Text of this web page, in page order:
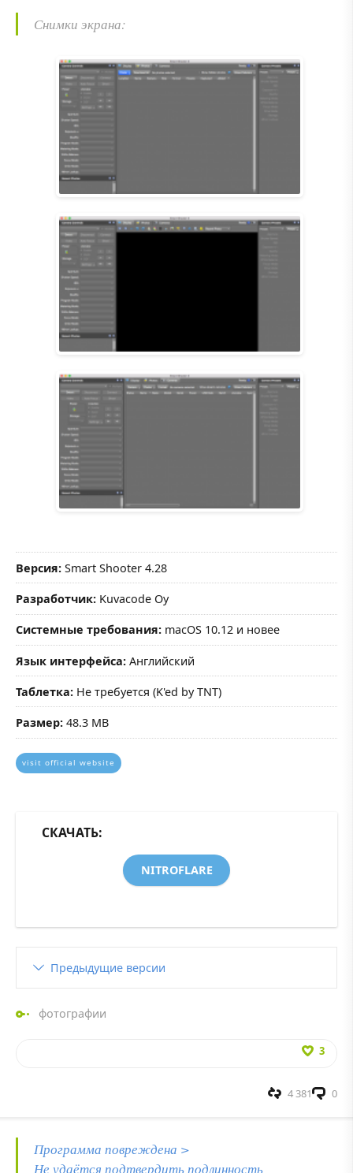
Снимки экрана:
Версия: Smart Shooter 4.28
Разработчик: Kuvacode Oy
Системные требования: macOS 10.12 и новее
Язык интерфейса: Английский
Таблетка: Не требуется (K'ed by TNT)
Размер: 48.3 MB
visit official website
СКАЧАТЬ:
NITROFLARE
Предыдущие версии
фотографии
3
0
4 381
Программа повреждена >
Не удаётся подтвердить подлинность